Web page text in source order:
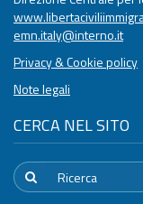
emn.italy@interno.it
Privacy & Cookie policy
Note legali
CERCA NEL SITO